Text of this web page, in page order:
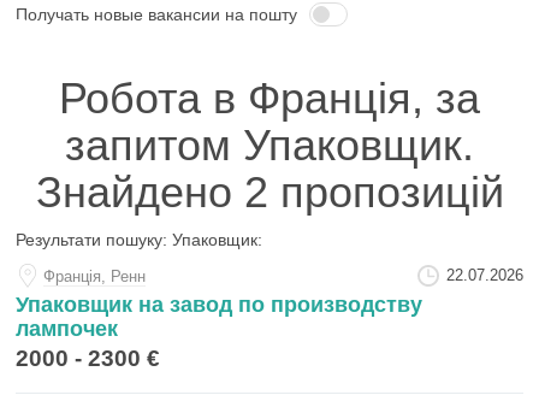
Получать новые вакансии на пошту
Робота в Францiя, за
запитом Упаковщик.
Знайдено 2 пропозицій
Результати пошуку: Упаковщик:
Францiя, Ренн 22.07.2026
Упаковщик на завод по производству
лампочек
2000 - 2300 €